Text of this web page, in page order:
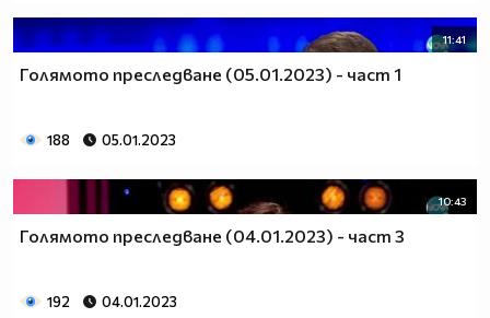
11:41
Голямото преследване (05.01.2023) - част 1
188 05.01.2023
10:43
Голямото преследване (04.01.2023) - част 3
192 04.01.2023